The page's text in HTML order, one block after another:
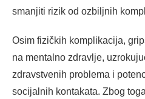
smanjiti rizik od ozbiljnih
Osim fizičkih komplikacija,
na mentalno zdravlje,
zdravstvenih problema i
socijalnih kontakata. Zbog